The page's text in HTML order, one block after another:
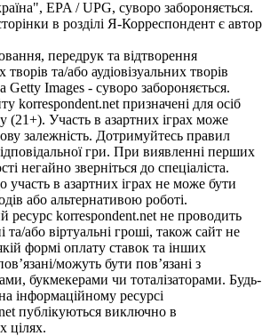
EPA / UPG, суворо забороняється.
в розділі Я-Корреспондент є автор
передрук та відтворення
та/або аудіовізуальних творів
Getty Images - суворо забороняється.
korrespondent.net призначені для осіб
(21+). Участь в азартних іграх може
залежність. Дотримуйтесь правил
гри. При виявленні перших
негайно зверніться до спеціаліста.
участь в азартних іграх не може бути
або альтернативою роботі.
ресурс korrespondent.net не проводить
та/або віртуальні гроші, також сайт не
формі оплату ставок та інших
можуть бути пов’язані з
букмекерами чи тоталізаторами. Будь-
інформаційному ресурсі
публікуються виключно в
цілях.